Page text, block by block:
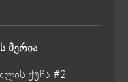
მერია
ქუჩა #2